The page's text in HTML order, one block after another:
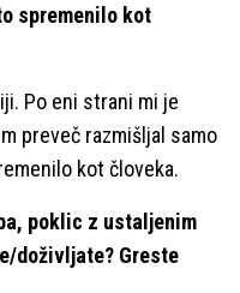
spremenilo kot
Po eni strani mi je
preveč razmišljal samo
kot človeka.
poklic z ustaljenim
doživljate? Greste